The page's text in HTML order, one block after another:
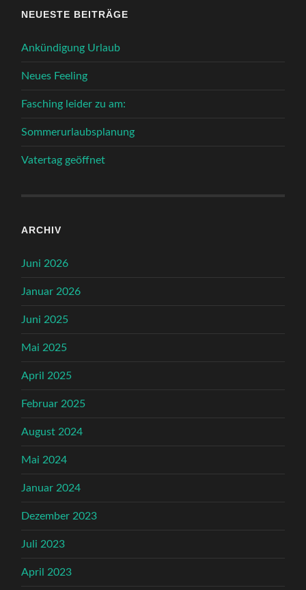
NEUESTE BEITRÄGE
Ankündigung Urlaub
Neues Feeling
Fasching leider zu am:
Sommerurlaubsplanung
Vatertag geöffnet
ARCHIV
Juni 2026
Januar 2026
Juni 2025
Mai 2025
April 2025
Februar 2025
August 2024
Mai 2024
Januar 2024
Dezember 2023
Juli 2023
April 2023